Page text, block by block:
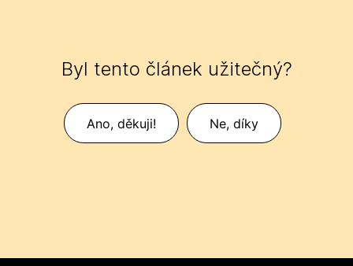
Byl tento článek užitečný?
Ano, děkuji! Ne, díky